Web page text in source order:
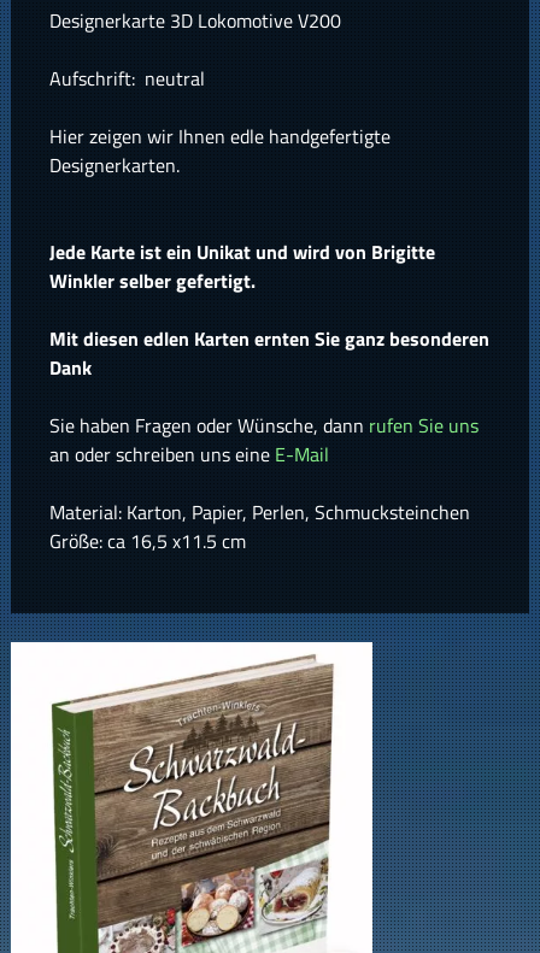
Designerkarte 3D Lokomotive V200
Aufschrift: neutral
Hier zeigen wir Ihnen edle handgefertigte
Designerkarten.
Jede Karte ist ein Unikat und wird von Brigitte
Winkler selber gefertigt.
Mit diesen edlen Karten ernten Sie ganz besonderen
Dank
Sie haben Fragen oder Wünsche, dann rufen Sie uns
an oder schreiben uns eine E-Mail
Material: Karton, Papier, Perlen, Schmucksteinchen
Größe: ca 16,5 x11.5 cm